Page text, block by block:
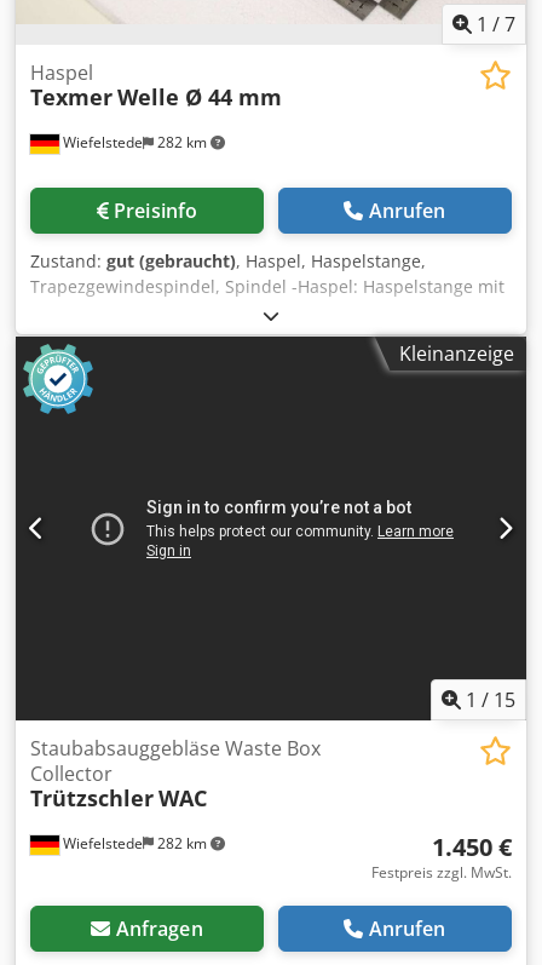
1 /7
Wiefelstede 282 km
Haspel
TexmerWelle Ø 44 mm
Preisinfo Anrufen
Zustand: gut (gebraucht), Haspel, Haspelstange,
Trapezgewindespindel, Spindel -Haspel: Haspelstange mit
Schnellverschluss -Typ: leider ohne Typbezeichnung
Codoykp S Aepfx Af Dorf -Welle: Ø 44 mm, Maße siehe
Fotos -Abmessungen: Ø 98 x 440 mm -Gewicht: 3,3 kgKleinanzeige
1 / 15
Wiefelstede 282 km
Staubabsauggebläse Waste Box
Collector
TrützschlerWAC
1.450 €
Festpreis zzgl. MwSt.
Anfragen Anrufen